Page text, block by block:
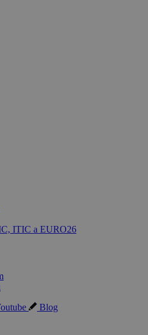
ITIC a EURO26
Blog